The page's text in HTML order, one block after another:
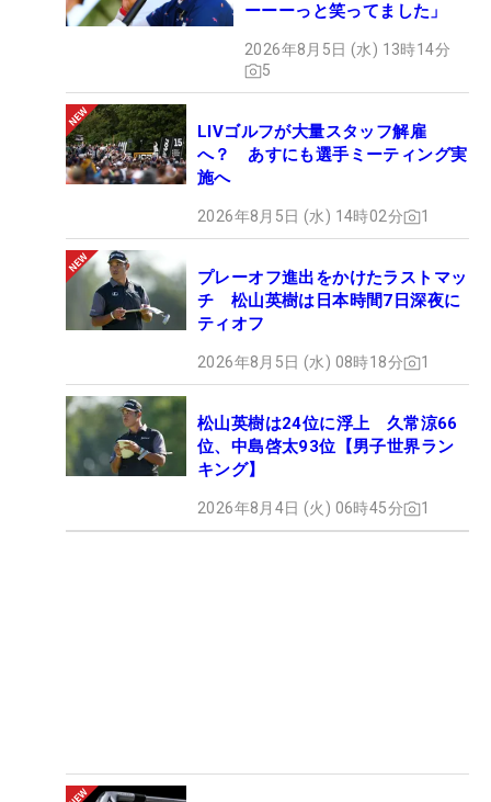
ーーーっと笑ってました」
2026年8月5日 (水) 13時14分
5
LIVゴルフが大量スタッフ解雇
へ？ あすにも選手ミーティング実
施へ
2026年8月5日 (水) 14時02分 1
プレーオフ進出をかけたラストマッ
チ 松山英樹は日本時間7日深夜に
ティオフ
2026年8月5日 (水) 08時18分 1
松山英樹は24位に浮上 久常涼66
位、中島啓太93位【男子世界ラン
キング】
2026年8月4日 (火) 06時45分 1